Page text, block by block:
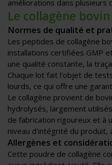
améliorations dans plusieurs
Le collagène
Normes de qualité et
Les peptides de collagène
installations certifiées GMP
une qualité constante, la
Chaque lot fait l'objet de
lourds, ce qui offre une
Le collagène provient de
hydrolysés, largement
de fabrication rigoureux et à
niveau d'intégrité du produit,
Allergènes et
Cette poudre de collagène